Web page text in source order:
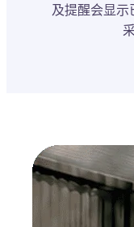
及提醒会显示